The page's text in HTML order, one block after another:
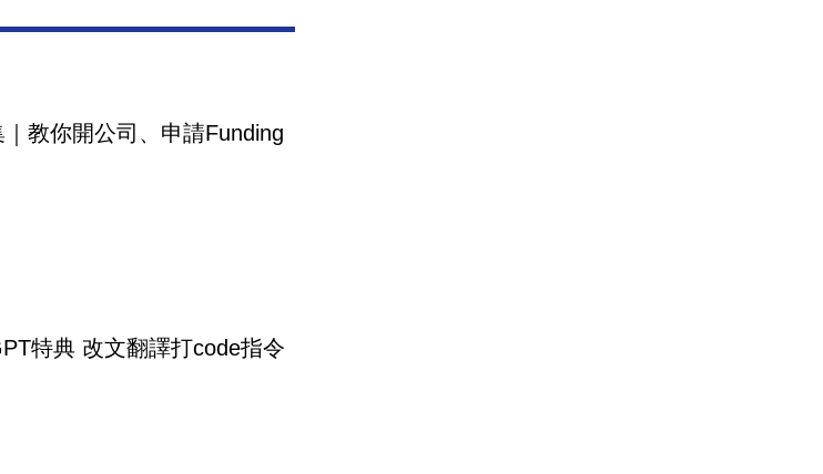
教你開公司、申請Funding
特典 改文翻譯打code指令